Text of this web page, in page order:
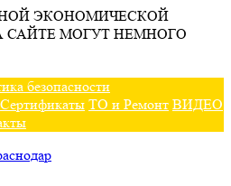
ЭКОНОМИЧЕСКОЙ
САЙТЕ МОГУТ НЕМНОГО
безопасности
Сертификаты ТО и Ремонт ВИДЕО